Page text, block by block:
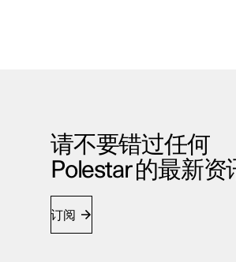
请不要错过任何
Polestar 的最新资
订阅